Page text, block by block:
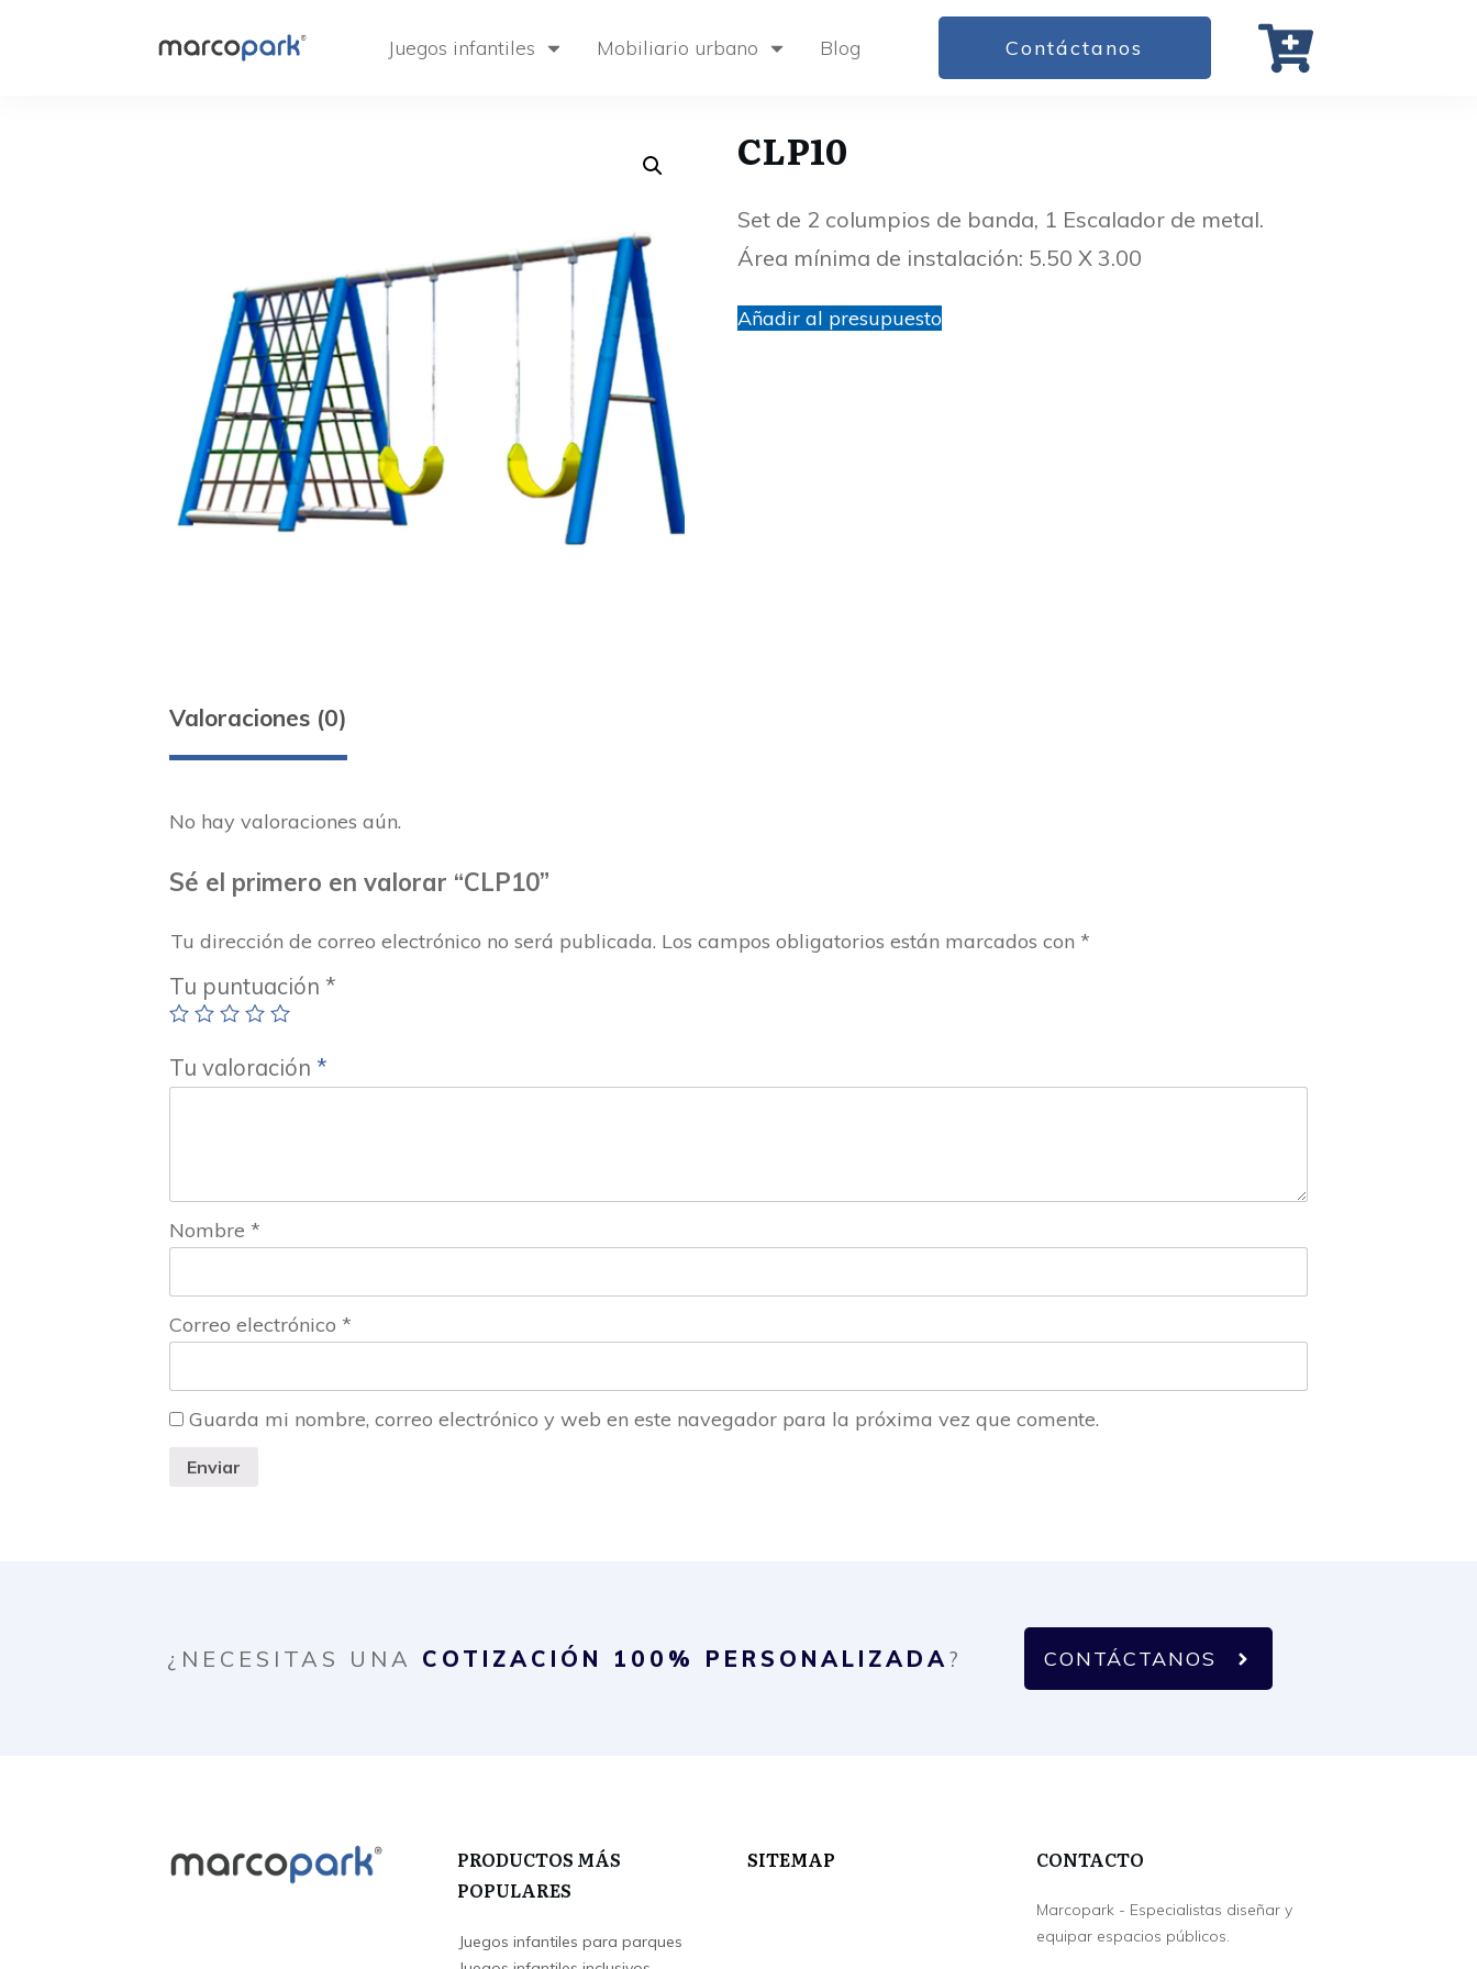
Juegos infantiles Mobiliario urbano Blog Contáctanos
CLP10
Set de 2 columpios de banda, 1 Escalador de metal.
Área mínima de instalación: 5.50 X 3.00
Añadir al presupuesto
Valoraciones (0)
No hay valoraciones aún.
Sé el primero en valorar “CLP10”
Tu dirección de correo electrónico no será publicada. Los campos obligatorios están marcados con *
Tu puntuación *
Tu valoración *
Nombre *
Correo electrónico *
Guarda mi nombre, correo electrónico y web en este navegador para la próxima vez que comente.
Enviar
¿NECESITAS UNA COTIZACIÓN 100% PERSONALIZADA? CONTÁCTANOS
PRODUCTOS MÁS
POPULARES
Juegos infantiles para parques
SITEMAP CONTACTO
Marcopark - Especialistas diseñar y
equipar espacios públicos.